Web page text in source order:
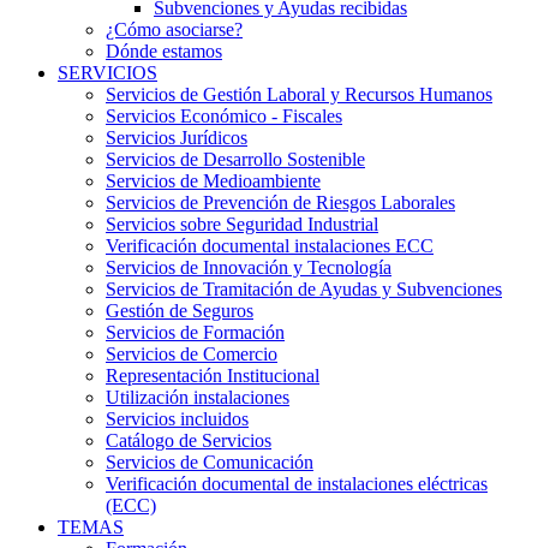
Subvenciones y Ayudas recibidas
¿Cómo asociarse?
Dónde estamos
SERVICIOS
Servicios de Gestión Laboral y Recursos Humanos
Servicios Económico - Fiscales
Servicios Jurídicos
Servicios de Desarrollo Sostenible
Servicios de Medioambiente
Servicios de Prevención de Riesgos Laborales
Servicios sobre Seguridad Industrial
Verificación documental instalaciones ECC
Servicios de Innovación y Tecnología
Servicios de Tramitación de Ayudas y Subvenciones
Gestión de Seguros
Servicios de Formación
Servicios de Comercio
Representación Institucional
Utilización instalaciones
Servicios incluidos
Catálogo de Servicios
Servicios de Comunicación
Verificación documental de instalaciones eléctricas
(ECC)
TEMAS